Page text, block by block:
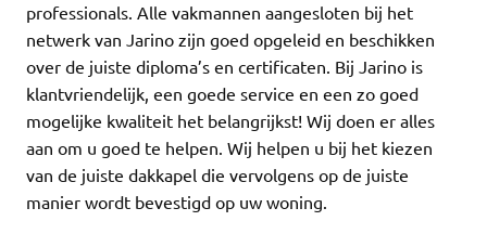
professionals. Alle vakmannen aangesloten bij het
netwerk van Jarino zijn goed opgeleid en beschikken
over de juiste diploma’s en certificaten. Bij Jarino is
klantvriendelijk, een goede service en een zo goed
mogelijke kwaliteit het belangrijkst! Wij doen er alles
aan om u goed te helpen. Wij helpen u bij het kiezen
van de juiste dakkapel die vervolgens op de juiste
manier wordt bevestigd op uw woning.